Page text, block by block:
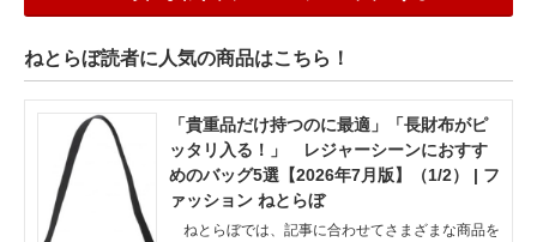
ねとらぼ読者に人気の商品はこちら！
「貴重品だけ持つのに最適」「長財布がピ
ッタリ入る！」 レジャーシーンにおすす
めのバッグ5選【2026年7月版】（1/2） | フ
ァッション ねとらぼ
ねとらぼでは、記事に合わせてさまざまな商品を